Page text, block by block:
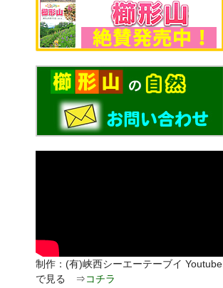
制作：(有)峡西シーエーテーブイ Youtube
で見る ⇒コチラ